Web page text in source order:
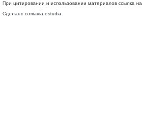
При цитировании и использовании материалов ссылка на
Сделано в miavia estudia.